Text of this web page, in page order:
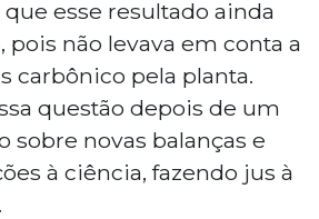
esse resultado ainda
não levava em conta a
carbônico pela planta.
questão depois de um
sobre novas balanças e
à ciência, fazendo jus à